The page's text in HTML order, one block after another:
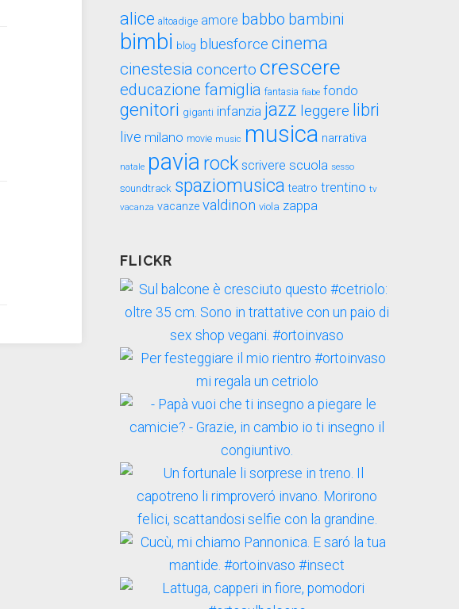
alice altoadige amore babbo bambini
bimbi blog bluesforce cinema
cinestesia concerto crescere
educazione famiglia fantasia fiabe fondo
genitori giganti infanzia jazz leggere libri
live milano movie music musica narrativa
natale pavia rock scrivere scuola sesso
soundtrack spaziomusica teatro trentino tv
vacanza vacanze valdinon viola zappa
FLICKR